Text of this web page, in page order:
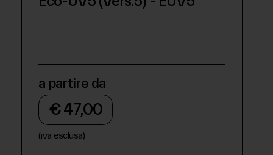
a partire da
€ 47,00
(iva esclusa)